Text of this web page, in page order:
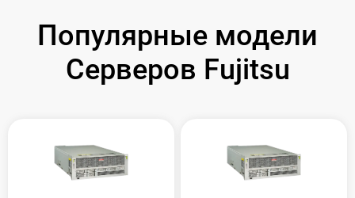
Популярные модели
Серверов Fujitsu